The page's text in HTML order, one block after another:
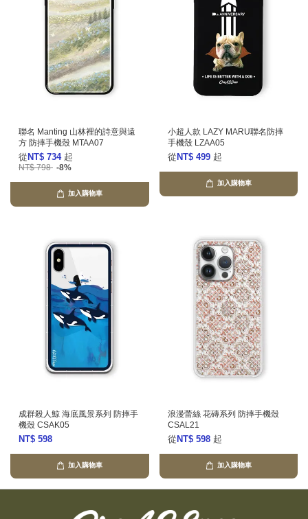
聯名 Manting 山林裡的詩意與遠
方 防摔手機殼 MTAA07
從 NT$ 734 起
NT$ 798 -8%
加入購物車
小超人款 LAZY MARU聯名防摔
手機殼 LZAA05
從 NT$ 499 起
加入購物車
成群殺人鯨 海底風景系列 防摔手
機殼 CSAK05
NT$ 598
加入購物車
浪漫蕾絲 花磚系列 防摔手機殼
CSAL21
從 NT$ 598 起
加入購物車